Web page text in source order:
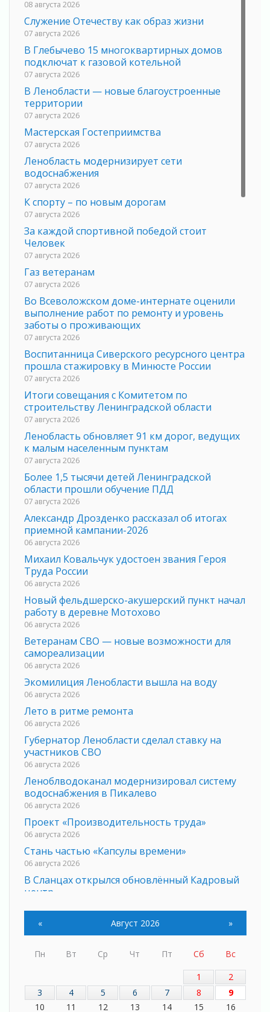
08 августа 2026
Служение Отечеству как образ жизни
07 августа 2026
В Глебычево 15 многоквартирных домов
подключат к газовой котельной
07 августа 2026
В Ленобласти — новые благоустроенные
территории
07 августа 2026
Мастерская Гостеприимства
07 августа 2026
Ленобласть модернизирует сети
водоснабжения
07 августа 2026
К спорту – по новым дорогам
07 августа 2026
За каждой спортивной победой стоит
Человек
07 августа 2026
Газ ветеранам
07 августа 2026
Во Всеволожском доме-интернате оценили
выполнение работ по ремонту и уровень
заботы о проживающих
07 августа 2026
Воспитанница Сиверского ресурсного центра
прошла стажировку в Минюсте России
07 августа 2026
Итоги совещания с Комитетом по
строительству Ленинградской области
07 августа 2026
Ленобласть обновляет 91 км дорог, ведущих
к малым населенным пунктам
07 августа 2026
Более 1,5 тысячи детей Ленинградской
области прошли обучение ПДД
07 августа 2026
Александр Дрозденко рассказал об итогах
приемной кампании-2026
06 августа 2026
Михаил Ковальчук удостоен звания Героя
Труда России
06 августа 2026
Новый фельдшерско-акушерский пункт начал
работу в деревне Мотохово
06 августа 2026
Ветеранам СВО — новые возможности для
самореализации
06 августа 2026
Экомилиция Ленобласти вышла на воду
06 августа 2026
Лето в ритме ремонта
06 августа 2026
Губернатор Ленобласти сделал ставку на
участников СВО
06 августа 2026
Леноблводоканал модернизировал систему
водоснабжения в Пикалево
06 августа 2026
Проект «Производительность труда»
06 августа 2026
Стань частью «Капсулы времени»
06 августа 2026
В Сланцах открылся обновлённый Кадровый
центр
Для меня ты на свете одна
05 августа 2026
Выбрать удобный способ голосования
помогут Госуслуги
Планируйте свой маршрут заранее
05 августа 2026
« Август 2026 »
Пн Вт Ср Чт Пт Сб
Вс
1
2
3
4 5 6 7 8
9
10
11 12 13 14 15 16